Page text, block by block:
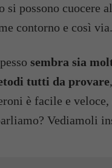
si possono
contorno e così via.
sembra sia
tutti da provare
è facile e
Vediamoli